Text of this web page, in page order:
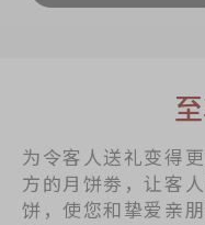
为令客人送礼变得
方的月饼劵，让客
饼，使您和挚爱亲